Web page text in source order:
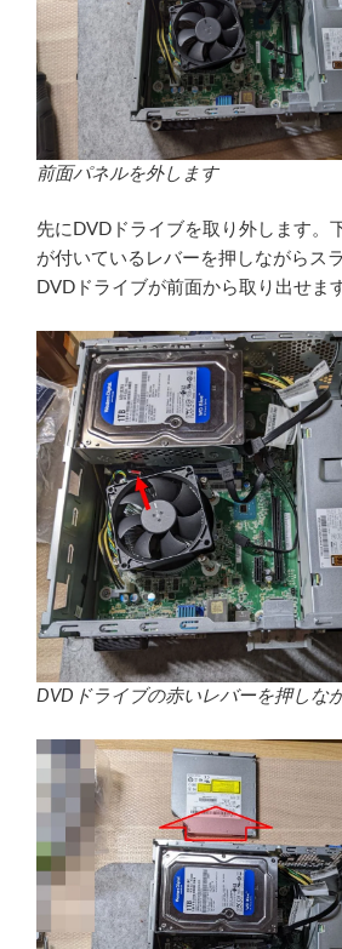
前面パネルを外します
先にDVDドライブを取り外します。
が付いているレバーを押しながらス
DVDドライブが前面から取り出せま
DVDドライブの赤いレバーを押しな